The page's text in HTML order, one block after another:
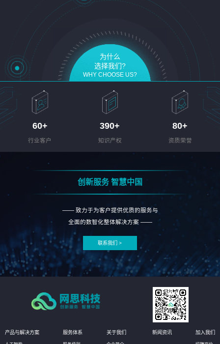
为什么
选择我们?
WHY CHOOSE US?
60+
行业客户
390+
知识产权
80+
资质荣誉
创新服务 智慧中国
—— 致力于为客户提供优质的服务与
全面的数智化整体解决方案 ——
联系我们 >
产品与解决方案 服务体系 关于我们 新闻资讯 加入我们